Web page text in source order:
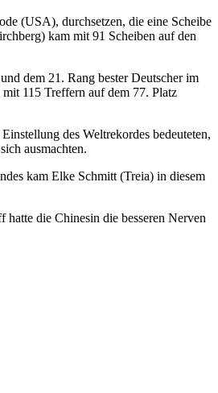
(USA), durchsetzen, die eine Scheibe
kam mit 91 Scheiben auf den
dem 21. Rang bester Deutscher im
115 Treffern auf dem 77. Platz
des Weltrekordes bedeuteten,
ausmachten.
kam Elke Schmitt (Treia) in diesem
die Chinesin die besseren Nerven